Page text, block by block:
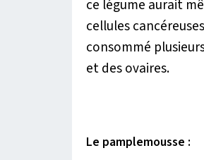
ce légume aurait
cellules
consommé
et des ovaires.
Le pamplemousse :